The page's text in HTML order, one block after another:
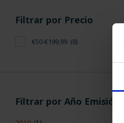
Filtrar por Precio
€50-€199,99 (8)
Filtrar por Año Emisión